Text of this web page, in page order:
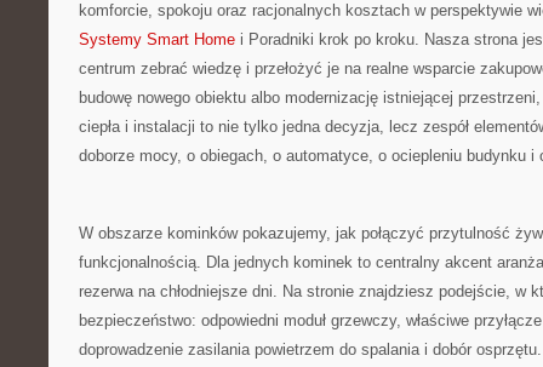
komforcie, spokoju oraz racjonalnych kosztach w perspektywie
Systemy Smart Home i Poradniki krok po kroku. Nasza strona
centrum zebrać wiedzę i przełożyć je na realne wsparcie
budowę nowego obiektu albo modernizację istniejącej
ciepła i instalacji to nie tylko jedna decyzja, lecz zespół
doborze mocy, o obiegach, o automatyce, o ociepleniu budynku i
W obszarze kominków pokazujemy, jak połączyć przytulność
funkcjonalnością. Dla jednych kominek to centralny akcent
rezerwa na chłodniejsze dni. Na stronie znajdziesz podejście, w
bezpieczeństwo: odpowiedni moduł grzewczy, właściwe
doprowadzenie zasilania powietrzem do spalania i dobór